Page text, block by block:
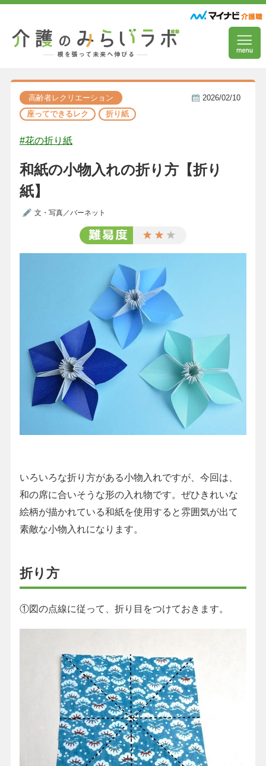
高齢者レクリエーション
座ってできるレク
折り紙
2026/02/10
#花の折り紙
和紙の小物入れの折り方【折り
紙】
文・写真／バーネット
いろいろな折り方がある小物入れですが、今回は、
和の席に合いそうな形の入れ物です。ぜひきれいな
絵柄が描かれている和紙を使用すると雰囲気が出て
素敵な小物入れになります。
折り方
①図の点線に従って、折り目をつけておきます。